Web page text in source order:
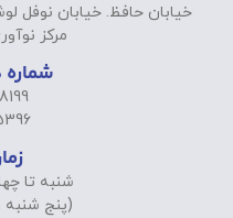
مرکز
شنبه تا
(پنج